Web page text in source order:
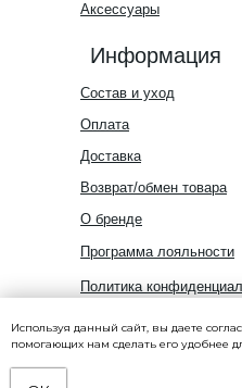
Используя данный сайт, вы даете
помогающих нам сделать его удобнее
ИП Кучерявый Кирилл
ИНН 540539979593
О бренде
Оплата
Доставка
Возврат/обмен товара
Состав и уход
Информация
Аксессуары
Политика
Программа лояльности